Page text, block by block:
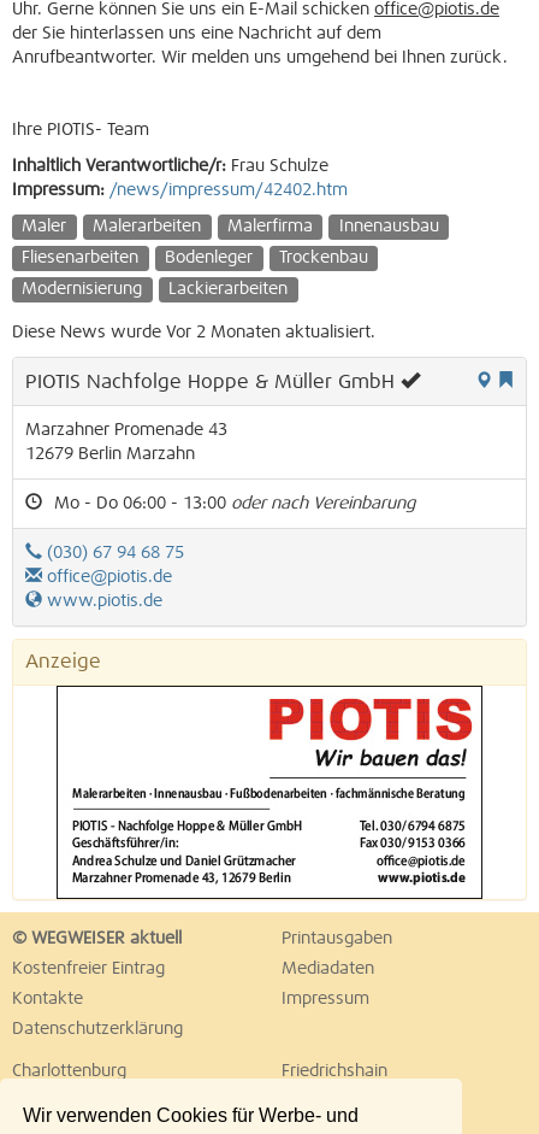
Wir verwenden Cookies für Werbe- und
Uhr. Gerne können Sie uns ein E-Mail schicken office@piotis.de
der Sie hinterlassen uns eine Nachricht auf dem
Anrufbeantworter. Wir melden uns umgehend bei Ihnen zurück.
Ihre PIOTIS- Team
Inhaltlich Verantwortliche/r: Frau Schulze
Impressum: /news/impressum/42402.htm
Maler Malerarbeiten Malerfirma
Innenausbau
Fliesenarbeiten
Bodenleger
Trockenbau
Modernisierung
Lackierarbeiten
Diese News wurde Vor 2 Monaten aktualisiert.
PIOTIS Nachfolge Hoppe & Müller GmbH
Marzahner Promenade 43
12679 Berlin Marzahn
Mo - Do 06:00 - 13:00 oder nach Vereinbarung
(030) 67 94 68 75
office@piotis.de
www.piotis.de
Anzeige
© WEGWEISER aktuell
Printausgaben
Kostenfreier Eintrag
Mediadaten
Kontakte
Impressum
Datenschutzerklärung
Charlottenburg
Friedrichshain